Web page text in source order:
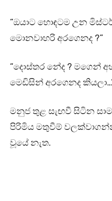
“ඔයාට හොඳටම උන
මොනවාහරි අරගෙනද ?”
“දොස්තර නේද ? මගෙන්
මෙඩිසින් අරගෙනද
මනුජ තුළ සැඟවී සිටින
පිරිමිය මතුවීම්
වූයේ නැත.